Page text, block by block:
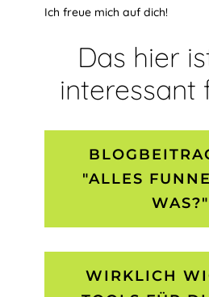
Ich freue mich auf dich!
Das hier
interessant
"ALLES
WAS?"
WIRKLICH